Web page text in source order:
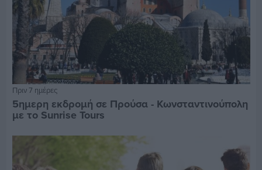
Πριν 7 ημέρες
5ημερη εκδρομή σε Προύσα - Κωνσταντινούπολη
με το Sunrise Tours